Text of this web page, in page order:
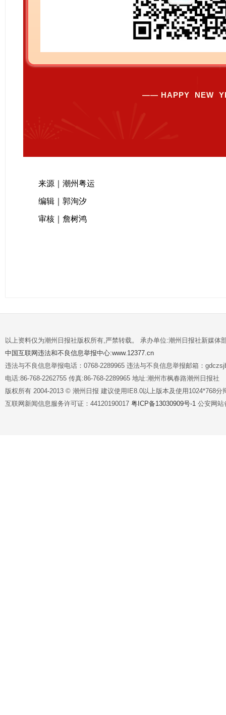
—— HAPPY NEW
来源｜潮州粤运
编辑｜郭洵汐
审核｜詹树鸿
以上资料仅为潮州日报社版权所有,严禁转载。 承办单位:潮州日报社新媒体
中国互联网违法和不良信息举报中心:www.12377.cn
违法与不良信息举报电话：0768-2289965 违法与不良信息举报邮箱：
电话:86-768-2262755 传真:86-768-2289965 地址:潮州市枫春路潮州日报社
版权所有 2004-2013 © 潮州日报 建议使用IE8.0以上版本及使用1024*768分
互联网新闻信息服务许可证：44120190017 粤ICP备13030909号-1 公安网站